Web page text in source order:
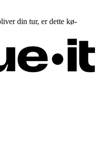
din tur, er dette kø-